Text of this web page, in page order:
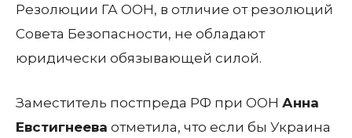
Резолюции ГА ООН, в отличие от резолюций
Совета Безопасности, не обладают
юридически обязывающей силой.
Заместитель постпреда РФ при ООН Анна
Евстигнеева отметила, что если бы Украина